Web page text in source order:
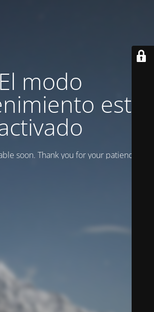
El modo
está
soon. Thank you for your patience!